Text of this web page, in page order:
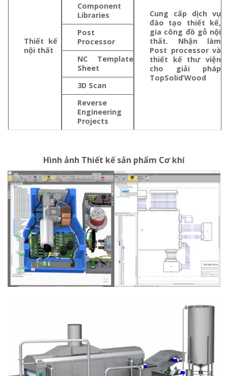
Thiết kế
nội thất
Cung cấp dịch vụ
đào tạo thiết kế,
gia công đồ gỗ nội
thất. Nhận làm
Post processor và
thiết kế thư viện
cho giải pháp
TopSolid’Wood
Component
Libraries
Post
Processor
NC Template
Sheet
3D Scan
Reverse
Engineering
Projects
Hình ảnh Thiết kế sản phẩm Cơ khí